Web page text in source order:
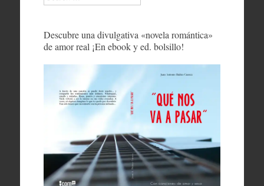
Descubre una divulgativa «novela romántica»
de amor real ¡En ebook y ed. bolsillo!